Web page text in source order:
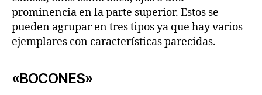
prominencia en la parte superior. Estos se
pueden agrupar en tres tipos ya que hay varios
ejemplares con características parecidas.
«BOCONES»